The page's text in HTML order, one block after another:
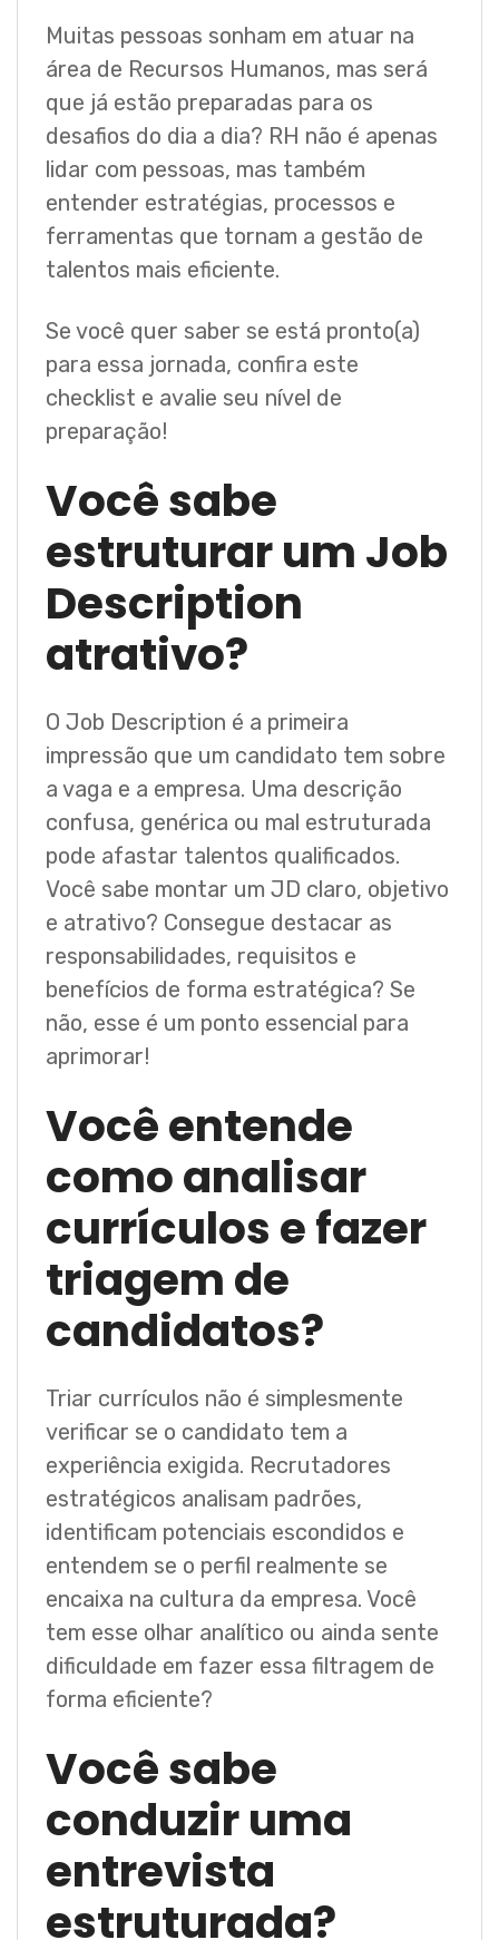
Muitas pessoas sonham em atuar na
área de Recursos Humanos, mas será
que já estão preparadas para os
desafios do dia a dia? RH não é apenas
lidar com pessoas, mas também
entender estratégias, processos e
ferramentas que tornam a gestão de
talentos mais eficiente.
Se você quer saber se está pronto(a)
para essa jornada, confira este
checklist e avalie seu nível de
preparação!
Você sabe
estruturar um Job
Description
atrativo?
O Job Description é a primeira
impressão que um candidato tem sobre
a vaga e a empresa. Uma descrição
confusa, genérica ou mal estruturada
pode afastar talentos qualificados.
Você sabe montar um JD claro, objetivo
e atrativo? Consegue destacar as
responsabilidades, requisitos e
benefícios de forma estratégica? Se
não, esse é um ponto essencial para
aprimorar!
Você entende
como analisar
currículos e fazer
triagem de
candidatos?
Triar currículos não é simplesmente
verificar se o candidato tem a
experiência exigida. Recrutadores
estratégicos analisam padrões,
identificam potenciais escondidos e
entendem se o perfil realmente se
encaixa na cultura da empresa. Você
tem esse olhar analítico ou ainda sente
dificuldade em fazer essa filtragem de
forma eficiente?
Você sabe
conduzir uma
entrevista
estruturada?